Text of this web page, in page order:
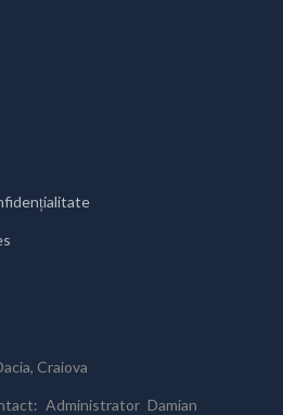
Craiova
Administrator Damian